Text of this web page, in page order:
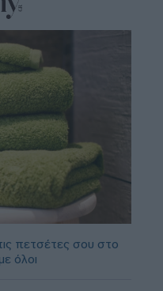
πετσέτες σου στο
όλοι